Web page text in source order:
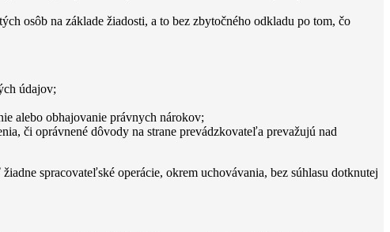
osôb na základe žiadosti, a to bez zbytočného odkladu po tom, čo
údajov;
alebo obhajovanie právnych nárokov;
či oprávnené dôvody na strane prevádzkovateľa prevažujú nad
spracovateľské operácie, okrem uchovávania, bez súhlasu dotknutej